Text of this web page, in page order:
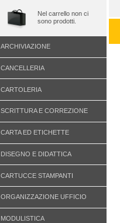
Nel carrello non ci
sono prodotti.
ARCHIVIAZIONE
CANCELLERIA
CARTOLERIA
SCRITTURA E CORREZIONE
CARTA ED ETICHETTE
DISEGNO E DIDATTICA
CARTUCCE STAMPANTI
ORGANIZZAZIONE UFFICIO
MODULISTICA